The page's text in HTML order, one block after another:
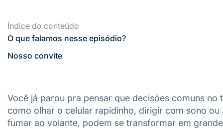
Índice do conteúdo
O que falamos nesse episódio?
Nosso convite
Você já parou pra pensar que decisões comuns no
como olhar o celular rapidinho, dirigir com sono ou
fumar ao volante, podem se transformar em